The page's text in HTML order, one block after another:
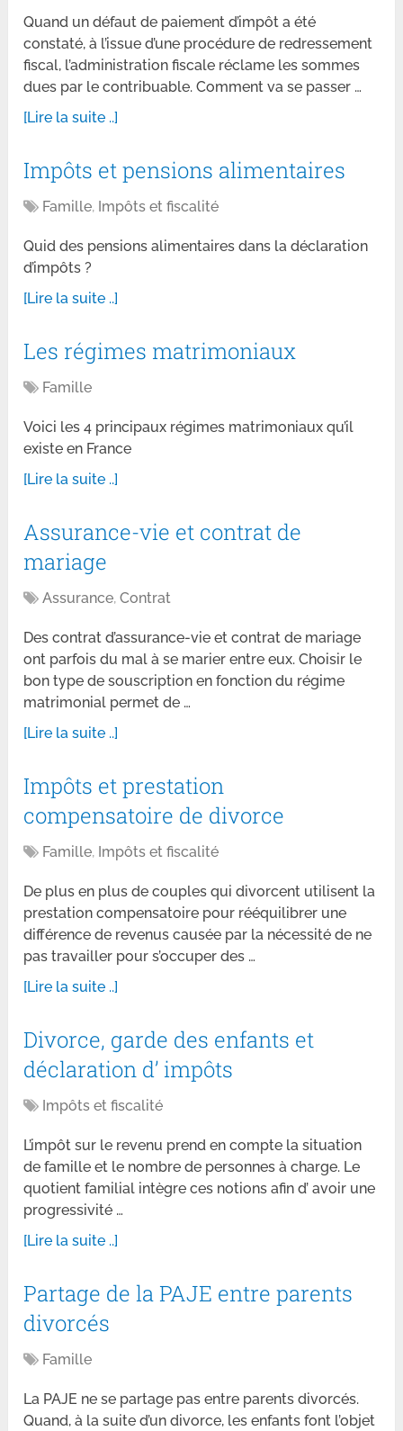
Quand un défaut de paiement d’impôt a été
constaté, à l’issue d’une procédure de redressement
fiscal, l’administration fiscale réclame les sommes
dues par le contribuable. Comment va se passer …
[Lire la suite ..]
Impôts et pensions alimentaires
Famille, Impôts et fiscalité
Quid des pensions alimentaires dans la déclaration
d’impôts ?
[Lire la suite ..]
Les régimes matrimoniaux
Famille
Voici les 4 principaux régimes matrimoniaux qu’il
existe en France
[Lire la suite ..]
Assurance-vie et contrat de
mariage
Assurance,Contrat
Des contrat d’assurance-vie et contrat de mariage
ont parfois du mal à se marier entre eux. Choisir le
bon type de souscription en fonction du régime
matrimonial permet de …
[Lire la suite ..]
Impôts et prestation
compensatoire de divorce
Famille, Impôts et fiscalité
De plus en plus de couples qui divorcent utilisent la
prestation compensatoire pour rééquilibrer une
différence de revenus causée par la nécessité de ne
pas travailler pour s’occuper des …
[Lire la suite ..]
Divorce, garde des enfants et
déclaration d’ impôts
Impôts et fiscalité
L’impôt sur le revenu prend en compte la situation
de famille et le nombre de personnes à charge. Le
quotient familial intègre ces notions afin d’ avoir une
progressivité …
[Lire la suite ..]
Partage de la PAJE entre parents
divorcés
Famille
La PAJE ne se partage pas entre parents divorcés.
Quand, à la suite d’un divorce, les enfants font l’objet